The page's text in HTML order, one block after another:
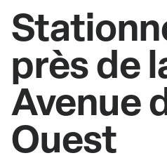
près de
Avenue
Ouest